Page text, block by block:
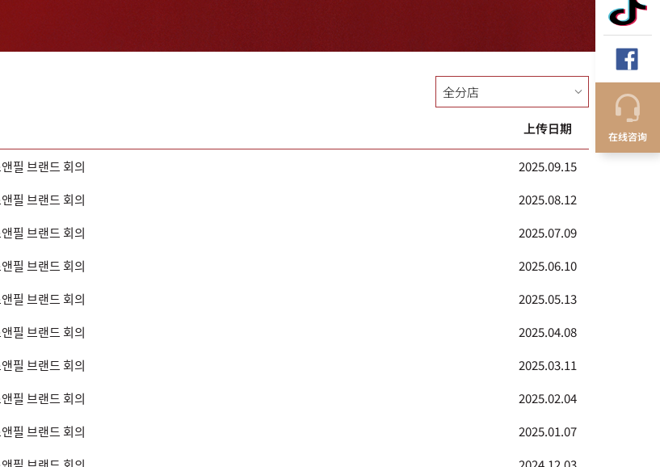
上传日期
필 브랜드 회의
2025.09.15
필 브랜드 회의
2025.08.12
필 브랜드 회의
2025.07.09
필 브랜드 회의
2025.06.10
필 브랜드 회의
2025.05.13
필 브랜드 회의
2025.04.08
필 브랜드 회의
2025.03.11
필 브랜드 회의
2025.02.04
필 브랜드 회의
2025.01.07
在线咨询